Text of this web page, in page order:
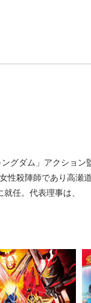
グダム」アクション
性殺陣師であり高瀬
任。代表理事は、